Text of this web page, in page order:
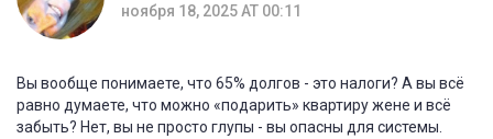
ноября 18, 2025 AT 00:11
Вы вообще понимаете, что 65% долгов - это налоги? А вы всё
равно думаете, что можно «подарить» квартиру жене и всё
забыть? Нет, вы не просто глупы - вы опасны для системы.